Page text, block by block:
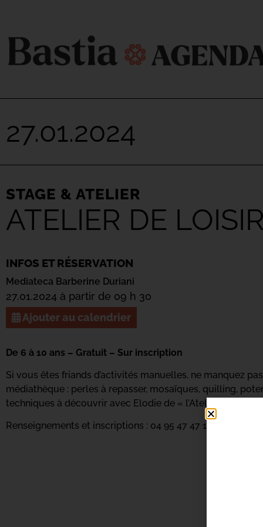
27.01.2024
STAGE & ATELIER
ATELIER DE
INFOS ET RÉSERVATION
Mediateca Barberine Duriani
27.01.2024 à partir de 09 h 30
Ajouter au calendrier
De 6 à 10 ans – Gratuit – Sur inscription
Si vous êtes friands d’activités manuelles, ne manquez
médiathèque : perles à repasser, mosaïques, quilling,
techniques à découvrir avec Elodie de « l’Atelier des Zitelli
Renseignements et inscriptions : 04 95 47 47 16 ou